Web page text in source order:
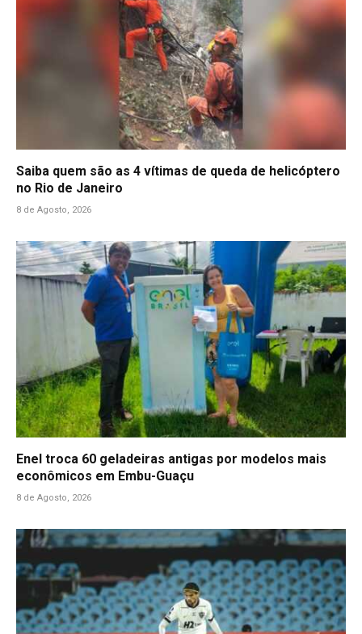
Saiba quem são as 4 vítimas de queda de helicóptero
no Rio de Janeiro
8 de Agosto, 2026
Enel troca 60 geladeiras antigas por modelos mais
econômicos em Embu-Guaçu
8 de Agosto, 2026